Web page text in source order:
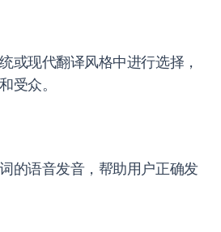
或现代翻译风格中进行选择，
受众。
的语音发音，帮助用户正确发